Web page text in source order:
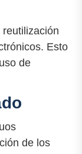
Esto
de
de los